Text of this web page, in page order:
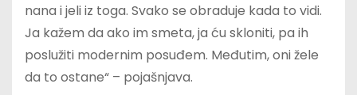
nana i jeli iz toga. Svako se obraduje kada to vidi.
Ja kažem da ako im smeta, ja ću skloniti, pa ih
poslužiti modernim posuđem. Međutim, oni žele
da to ostane“ – pojašnjava.